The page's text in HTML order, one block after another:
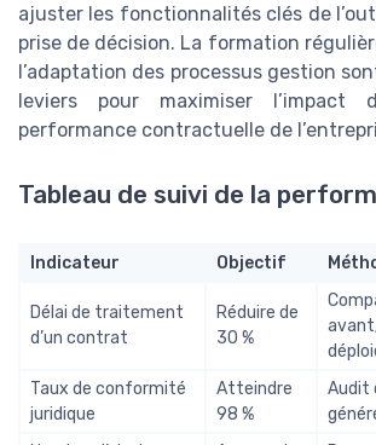
ajuster les fonctionnalités clés de
prise de décision. La formation
l’adaptation des processus gestion
leviers pour maximiser
performance contractuelle de
Tableau de suivi de la
Indicateur Objectif
Délai de traitement
d’un contrat
Réduire de
30 %
Taux de conformité
juridique
Atteindre
98 %
Audit